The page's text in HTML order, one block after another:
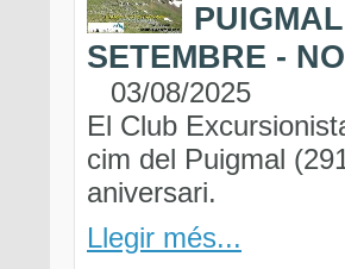
SETEMBRE -
03/08/2025
El Club
cim del Puigmal
aniversari.
Llegir més...